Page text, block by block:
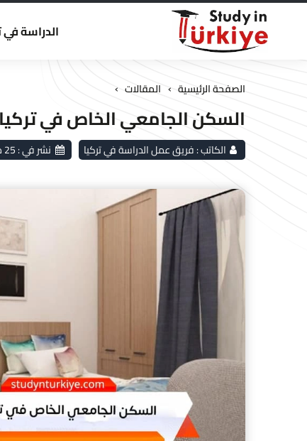
الدراسة في
الصفحة الرئيسية › المقالات ›
السكن الجامعي الخاص في تركيا
الكاتب :فريق عمل الدراسة في تركيا نشر في :25 مايو 2026